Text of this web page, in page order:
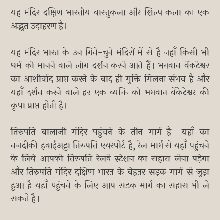
यह मंदिर दक्षिण भारतीय वास्तुकला और शिल्प कला का एक
अद्भुत उदाहरण है।
यह मंदिर भारत के उन गिने-चुने मंदिरों में से है जहाँ किसी भी
धर्म को मानने वाले लोग दर्शन करने आते हैं। भगवान वेंकटेश्वर
का आशीर्वाद प्राप्त करने के बाद ही मुक्ति मिलना संभव है और
यहाँ दर्शन करने वाले हर एक व्यक्ति को भगवान वेंकेटेश्वर की
कृपा प्राप्त होती है।
तिरुपति बालाजी मंदिर पहुंचने के तीन मार्ग है- यहाँ का
नजदीकी हवाईअड्डा तिरुपति एयरपोर्ट है, रेल मार्ग से यहाँ पहुंचने
के लिये आपको तिरुपति रेलवे स्टेशन का सहारा लेना पड़ेगा
और तिरुपति मंदिर दक्षिण भारत के बेहतर सड़क मार्ग से जुड़ा
हुआ है यहाँ पहुंचने के लिए आप सड़क मार्ग का सहारा भी ले
सकते है।